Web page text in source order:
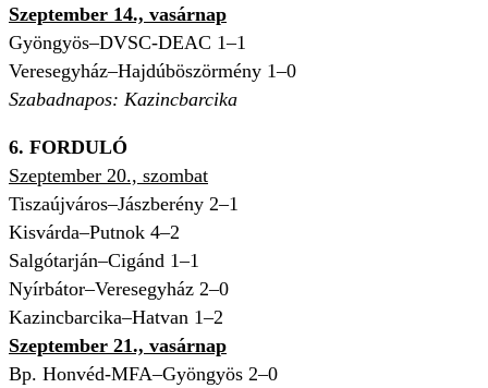
Szeptember 14., vasárnap
Gyöngyös–DVSC-DEAC 1–1
Veresegyház–Hajdúböszörmény 1–0
Szabadnapos: Kazincbarcika
6. FORDULÓ
Szeptember 20., szombat
Tiszaújváros–Jászberény 2–1
Kisvárda–Putnok 4–2
Salgótarján–Cigánd 1–1
Nyírbátor–Veresegyház 2–0
Kazincbarcika–Hatvan 1–2
Szeptember 21., vasárnap
Bp. Honvéd-MFA–Gyöngyös 2–0